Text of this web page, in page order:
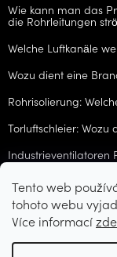
Tento web
tohoto webu
Více informacízde
Wie kann man das
die Rohrleitungen
Welche Luftkanäle
Wozu dient eine
Rohrisolierung:
Torluftschleier: Wozu
Industrieventilatoren
ARCHIV